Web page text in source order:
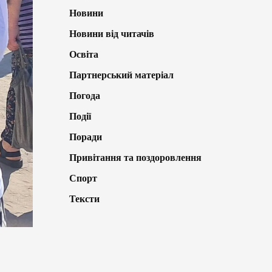
Новини
Новини від читачів
Освіта
Партнерський матеріал
Погода
Події
Поради
Привітання та поздоровлення
Спорт
Тексти